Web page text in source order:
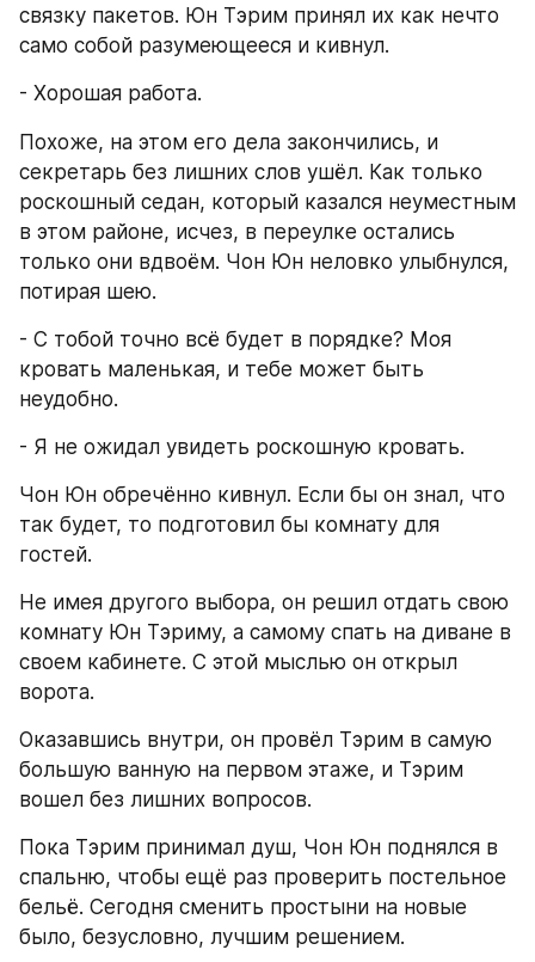
связку пакетов. Юн Тэрим принял их как нечто
само собой разумеющееся и кивнул.
- Хорошая работа.
Похоже, на этом его дела закончились, и
секретарь без лишних слов ушёл. Как только
роскошный седан, который казался неуместным
в этом районе, исчез, в переулке остались
только они вдвоём. Чон Юн неловко улыбнулся,
потирая шею.
- С тобой точно всё будет в порядке? Моя
кровать маленькая, и тебе может быть
неудобно.
- Я не ожидал увидеть роскошную кровать.
Чон Юн обречённо кивнул. Если бы он знал, что
так будет, то подготовил бы комнату для
гостей.
Не имея другого выбора, он решил отдать свою
комнату Юн Тэриму, а самому спать на диване в
своем кабинете. С этой мыслью он открыл
ворота.
Оказавшись внутри, он провёл Тэрим в самую
большую ванную на первом этаже, и Тэрим
вошел без лишних вопросов.
Пока Тэрим принимал душ, Чон Юн поднялся в
спальню, чтобы ещё раз проверить постельное
бельё. Сегодня сменить простыни на новые
было, безусловно, лучшим решением.